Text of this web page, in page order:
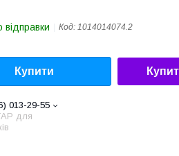
відправки Код: 1014014074.2
Купити
013-29-55
для